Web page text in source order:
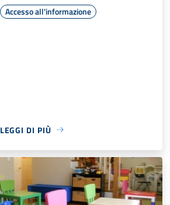
Accesso all'informazione
LEGGI DI PIÙ